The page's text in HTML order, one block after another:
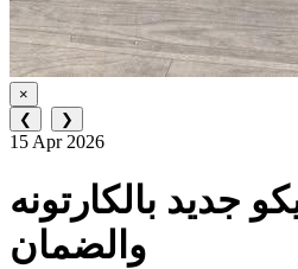
×
❮
❯
15 Apr 2026
جديد بالكارتونه
والضمان